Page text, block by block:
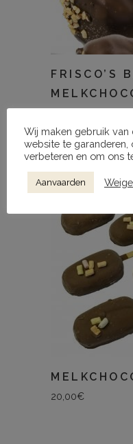
FRISCO’S
20,00€
Wij maken gebruik
website te
verbeteren en om ons
Aanvaarden